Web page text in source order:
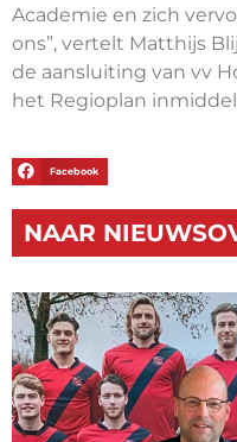
Academie en zich
ons”, vertelt Matthijs
de aansluiting van vv
het Regioplan
Facebook
NAAR